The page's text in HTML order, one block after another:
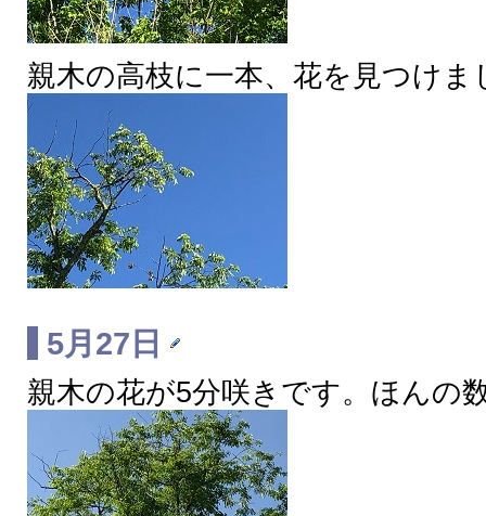
親木の高枝に一本、花を見つけま
5月27日
親木の花が5分咲きです。ほんの